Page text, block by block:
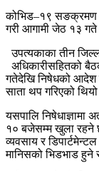
कोभिड–१९ सङक्रमण
गरी आगामी जेठ १३ गते
उपत्यकाका तीन
अधिकारीसहितको
गतेदेखि निषेधको आदेश
साता थप गरिएको
यसपालि निषेधाज्ञामा
१० बजेसम्म खुला रहने
व्यवसाय र
मानिसको भिडभाड हुने